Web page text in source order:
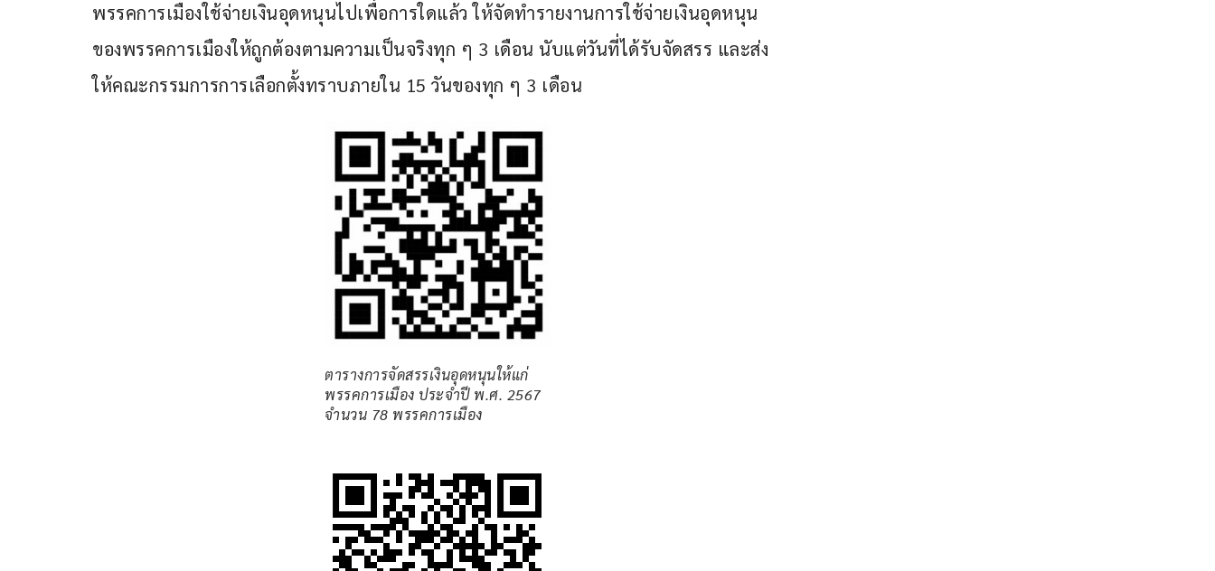
พรรคการเมืองใช้จ่ายเงินอุดหนุนไปเพื่อการใดแล้ว ให้จัดทำรายงานการใช้จ่ายเงินอุดหนุน
ของพรรคการเมืองให้ถูกต้องตามความเป็นจริงทุก ๆ 3 เดือน นับแต่วันที่ได้รับจัดสรร และส่ง
ให้คณะกรรมการการเลือกตั้งทราบภายใน 15 วันของทุก ๆ 3 เดือน
ตารางการจัดสรรเงินอุดหนุนให้แก่
พรรคการเมือง ประจำปี พ.ศ. 2567
จำนวน 78 พรรคการเมือง